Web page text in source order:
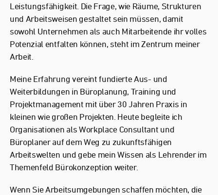
Leistungsfähigkeit. Die Frage, wie Räume, Strukturen
und Arbeitsweisen gestaltet sein müssen, damit
sowohl Unternehmen als auch Mitarbeitende ihr volles
Potenzial entfalten können, steht im Zentrum meiner
Arbeit.
Meine Erfahrung vereint fundierte Aus- und
Weiterbildungen in Büroplanung, Training und
Projektmanagement mit über 30 Jahren Praxis in
kleinen wie großen Projekten. Heute begleite ich
Organisationen als Workplace Consultant und
Büroplaner auf dem Weg zu zukunftsfähigen
Arbeitswelten und gebe mein Wissen als Lehrender im
Themenfeld Bürokonzeption weiter.
Wenn Sie Arbeitsumgebungen schaffen möchten, die